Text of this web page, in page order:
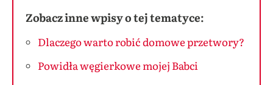
Zobacz inne wpisy o tej tematyce:
Dlaczego warto robić domowe przetwory?
Powidła węgierkowe mojej Babci